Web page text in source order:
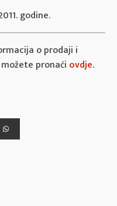
godine.
o prodaji i
pronaći ovdje.